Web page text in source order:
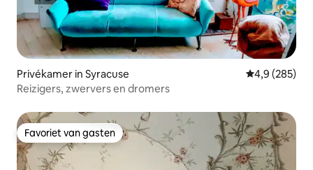
Privékamer in Syracuse Gemiddelde
4,9 (285)
Reizigers, zwervers en dromers
Favoriet van gasten
Favoriet van gasten